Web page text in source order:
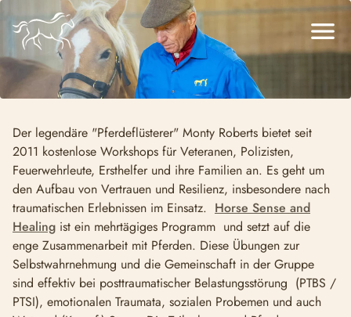
menu
Der legendäre "Pferdeflüsterer" Monty Roberts bietet seit
2011 kostenlose Workshops für Veteranen, Polizisten,
Feuerwehrleute, Ersthelfer und ihre Familien an. Es geht um
den Aufbau von Vertrauen und Resilienz, insbesondere nach
traumatischen Erlebnissen im Einsatz. Horse Sense and
Healing ist ein mehrtägiges Programm und setzt auf die
enge Zusammenarbeit mit Pferden. Diese Übungen zur
Selbstwahrnehmung und die Gemeinschaft in der Gruppe
sind effektiv bei posttraumatischer Belastungsstörung (PTBS /
PTSI), emotionalen Traumata, sozialen Probemen und auch